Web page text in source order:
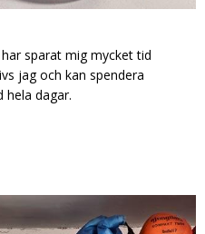
sparat mig mycket tid
jag och kan spendera
hela dagar.